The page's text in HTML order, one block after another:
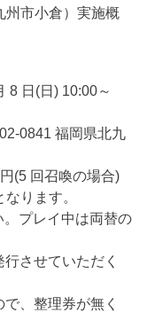
州市小倉）実施概
8 日(日) 10:00～
0841 福岡県北九
(5 回召喚の場合)
ります。
。プレイ中は両替の
させていただく
、整理券が無く